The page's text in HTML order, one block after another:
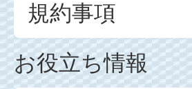
規約事項
お役立ち情報